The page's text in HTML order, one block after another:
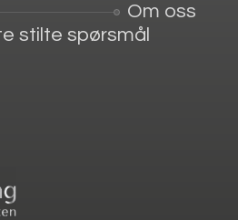
Om oss
stilte spørsmål